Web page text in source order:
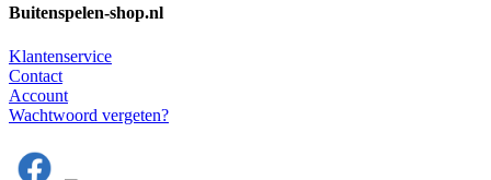
Buitenspelen-shop.nl
Klantenservice
Contact
Account
Wachtwoord vergeten?